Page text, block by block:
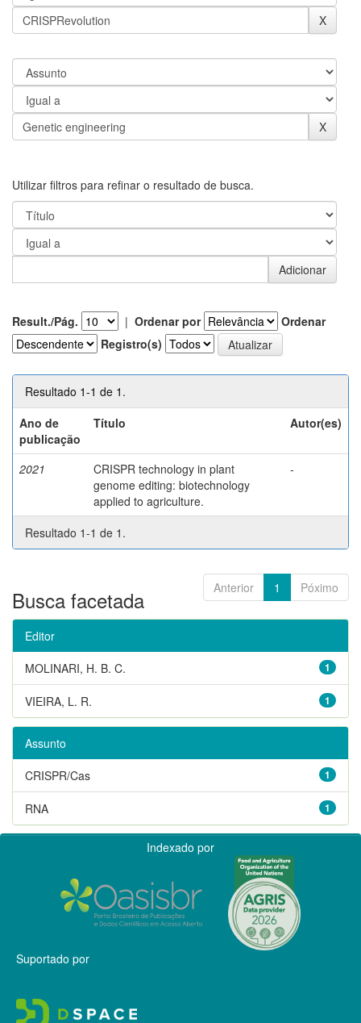
Utilizar filtros para refinar o resultado de busca.
Result./Pág. | Ordenar por
Ordenar
Registro(s)
Resultado 1-1 de 1.
Ano de
publicação
Título Autor(es)
2021
CRISPR technology in plant
genome editing: biotechnology
applied to agriculture.
-
Resultado 1-1 de 1.
Anterior 1 Póximo
Busca facetada
Editor
1
MOLINARI, H. B. C.
1
VIEIRA, L. R.
Assunto
1
CRISPR/Cas
1
RNA
Indexado por
Suportado por